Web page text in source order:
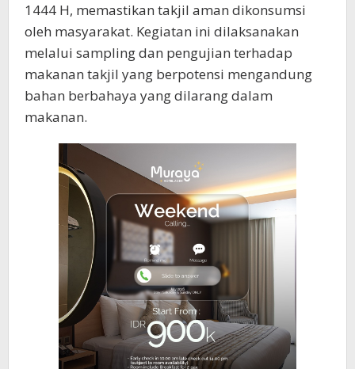
1444 H, memastikan takjil aman dikonsumsi
oleh masyarakat. Kegiatan ini dilaksanakan
melalui sampling dan pengujian terhadap
makanan takjil yang berpotensi mengandung
bahan berbahaya yang dilarang dalam
makanan.